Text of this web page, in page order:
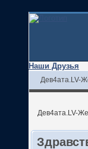
Наши Друзья
Дев4ата.LV-
Дев4ата.LV-